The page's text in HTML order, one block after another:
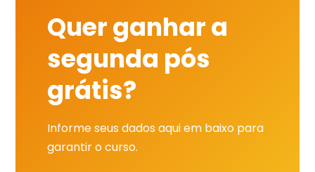
Quer ganhar a
segunda pós
grátis?
Informe seus dados aqui em baixo para
garantir o curso.